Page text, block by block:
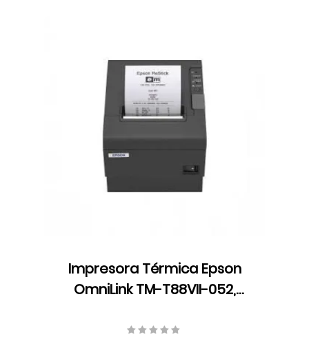
Impresora Térmica Epson
OmniLink TM-T88VII-052,
Wifi, Ethernet, C31CJ57052